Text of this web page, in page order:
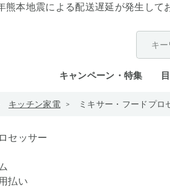
熊本地震による配送遅延が発生して
キャンペーン・特集
キッチン家電 ミキサー・フードプロ
セッサー
払い